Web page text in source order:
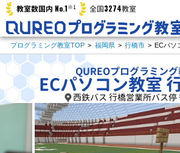
教室数国内 No.1※1 全国3274教室
プログラミング教室TOP > 福岡県 > 行橋市 > ECパソ
QUREOプログラミン
ECパソコン教室
西鉄バス 行橋営業所バス停